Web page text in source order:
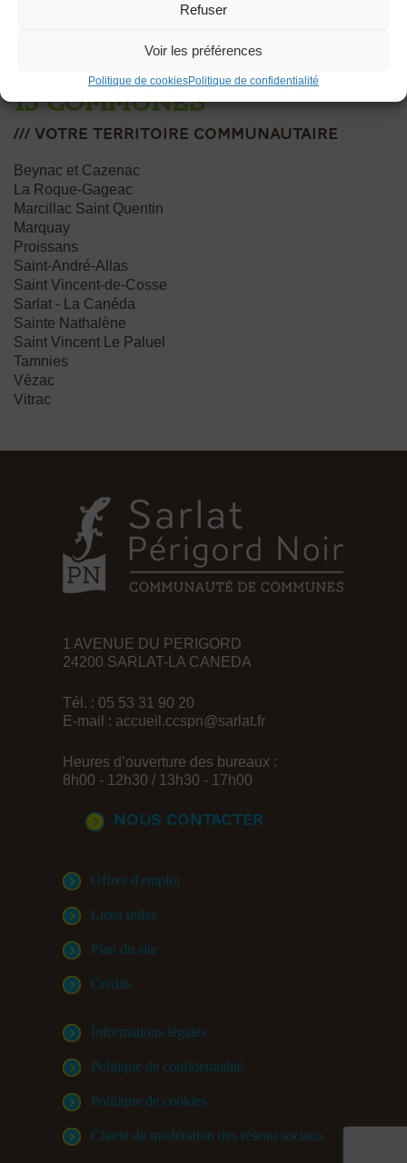
Refuser
Voir les préférences
Politique de cookiesPolitique de confidentialité
13 communes
/// votre Territoire communautaire
Beynac et Cazenac
La Roque-Gageac
Marcillac Saint Quentin
Marquay
Proissans
Saint-André-Allas
Saint Vincent-de-Cosse
Sarlat - La Canéda
Sainte Nathalène
Saint Vincent Le Paluel
Tamnies
Vézac
Vitrac
1 AVENUE DU PERIGORD
24200 SARLAT-LA CANEDA
Tél. : 05 53 31 90 20
E-mail : accueil.ccspn@sarlat.fr
Heures d’ouverture des bureaux :
8h00 - 12h30 / 13h30 - 17h00
Nous contacter
Offres d'emploi
Liens utiles
Plan du site
Crédits
Informations légales
Politique de confidentialité
Politique de cookies
Charte de modération des réseau sociaux